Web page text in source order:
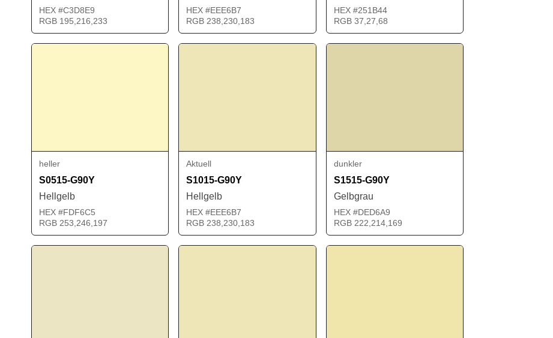
HEX #C3D8E9
RGB 195,216,233
HEX #EEE6B7
RGB 238,230,183
HEX #251B44
RGB 37,27,68
heller
S0515-G90Y
Hellgelb
HEX #FDF6C5
RGB 253,246,197
Aktuell
S1015-G90Y
Hellgelb
HEX #EEE6B7
RGB 238,230,183
dunkler
S1515-G90Y
Gelbgrau
HEX #DED6A9
RGB 222,214,169